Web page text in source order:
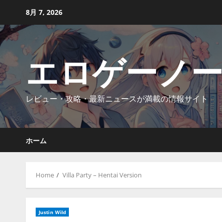
content
8月 7, 2026
エロゲーノ
レビュー・攻略・最新ニュースが満載の情報サイト
ホーム
Home Villa Party – Hentai Version
Justin Wild